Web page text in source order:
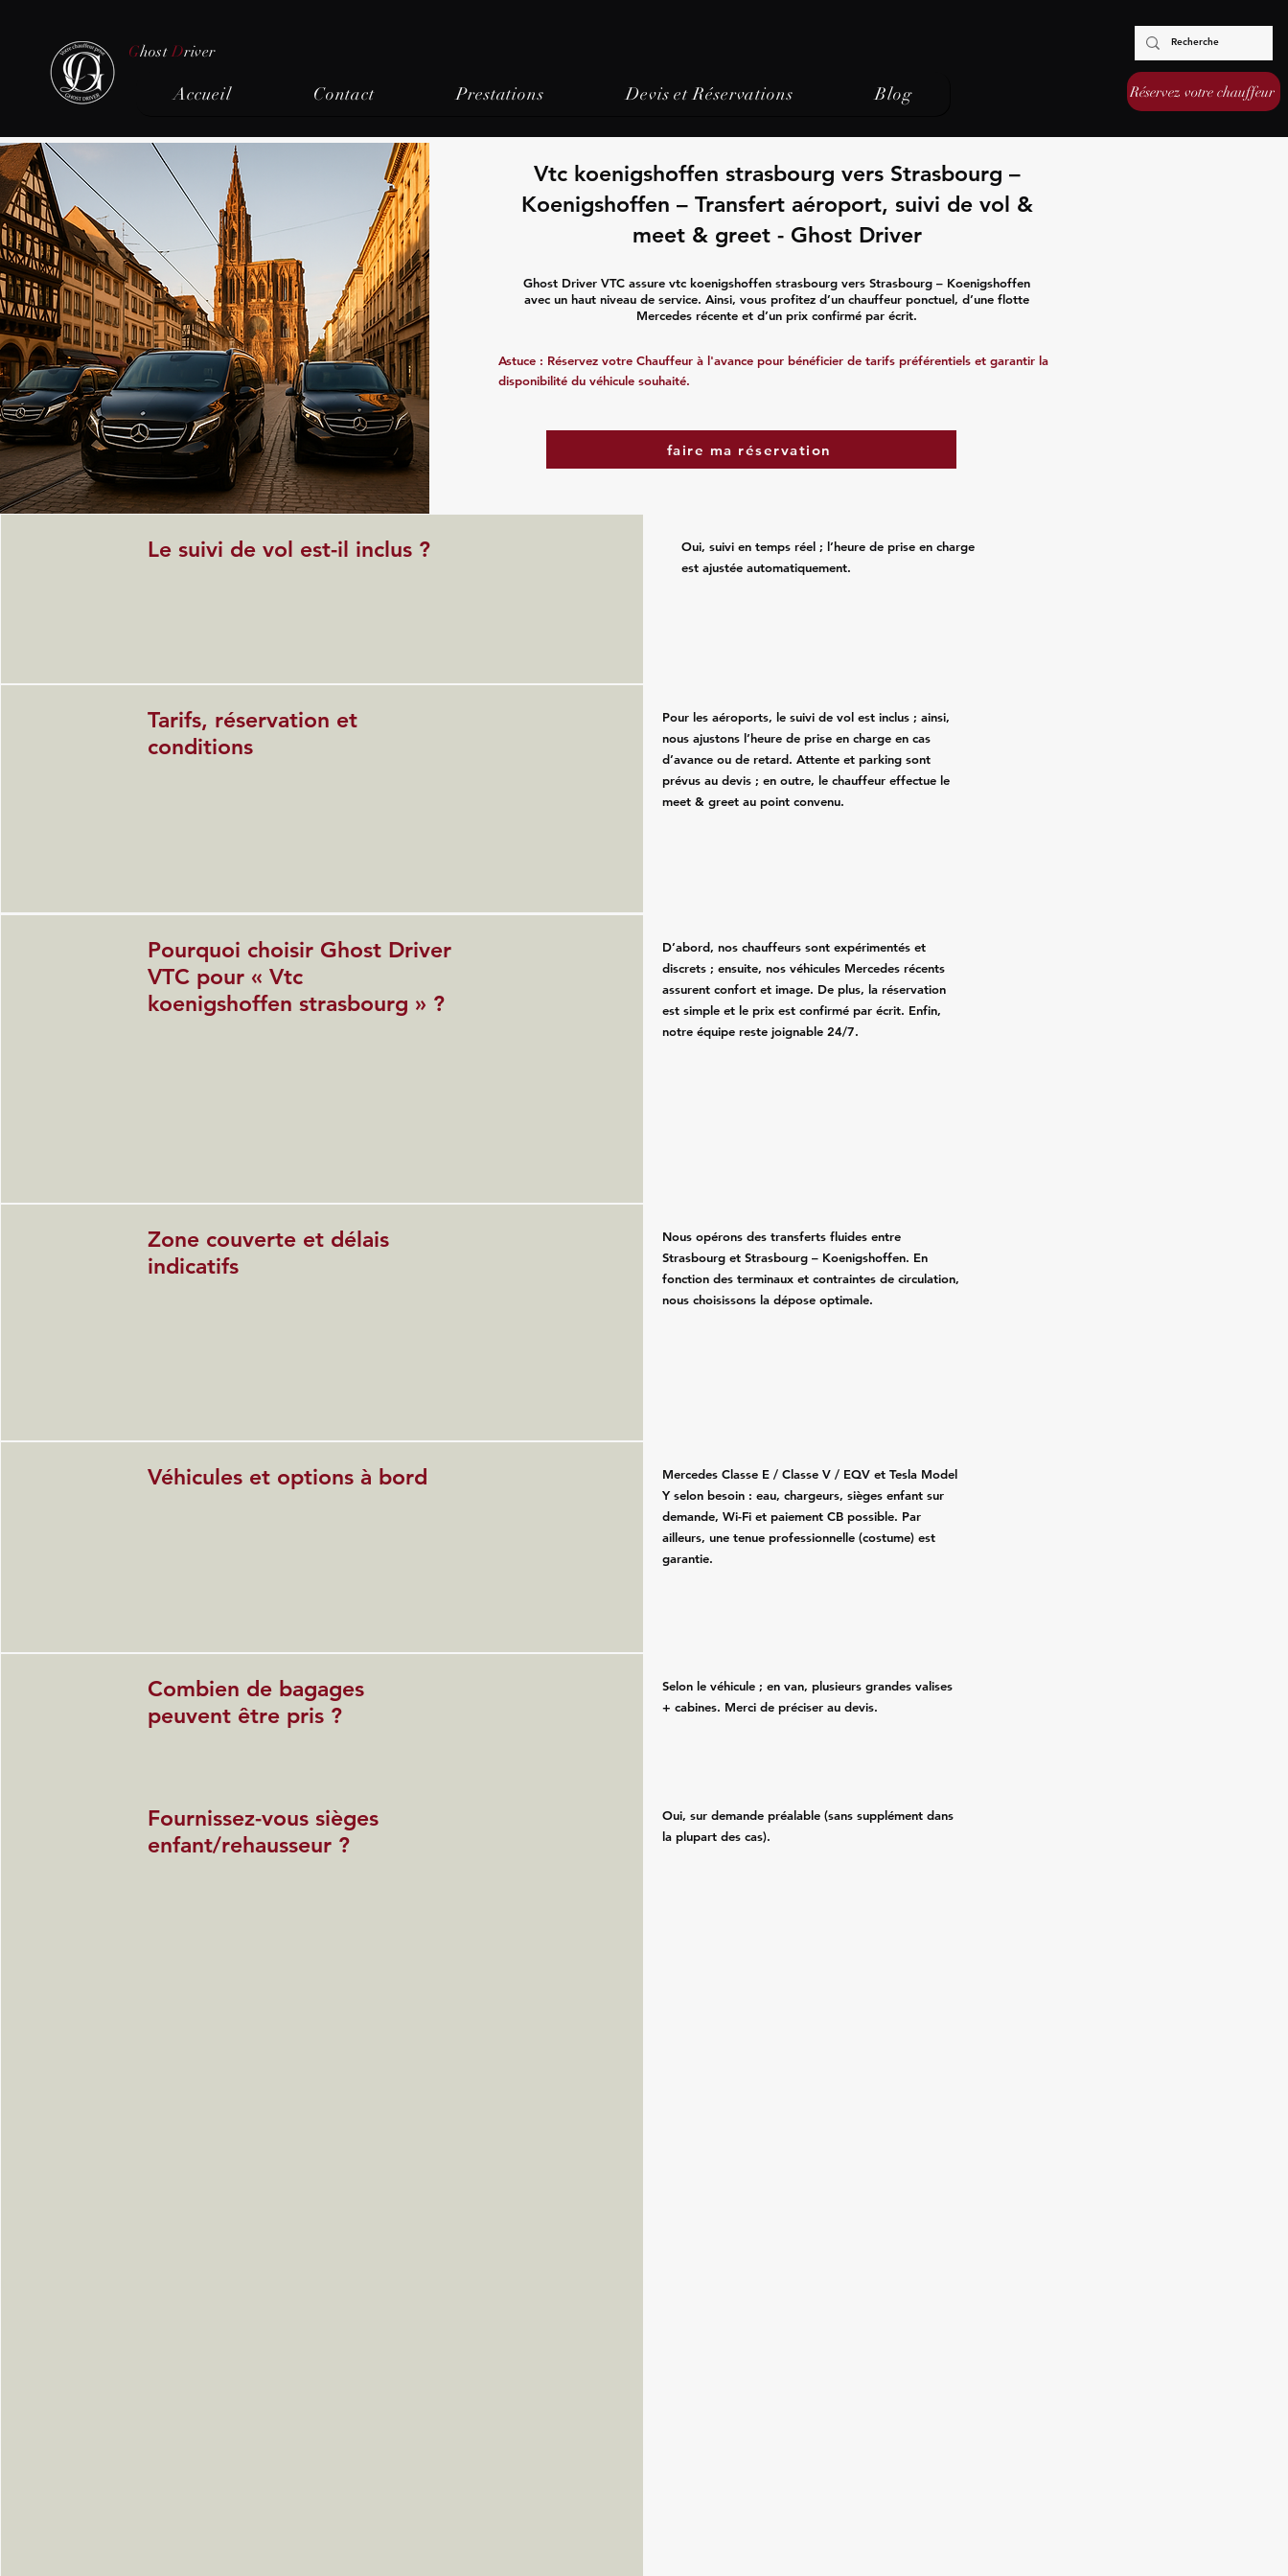
Ghost Driver
Accueil Contact Prestations Devis et Réservations Blog Réservez votre chauffeur
Vtc koenigshoffen strasbourg vers Strasbourg –
Koenigshoffen – Transfert aéroport, suivi de vol &
meet & greet - Ghost Driver
Ghost Driver VTC assure vtc koenigshoffen strasbourg vers Strasbourg – Koenigshoffen
avec un haut niveau de service. Ainsi, vous profitez d’un chauffeur ponctuel, d’une flotte
Mercedes récente et d’un prix confirmé par écrit.
Astuce : Réservez votre Chauffeur à l'avance pour bénéficier de tarifs préférentiels et garantir la
disponibilité du véhicule souhaité.
faire ma réservation
Le suivi de vol est-il inclus ?
Oui, suivi en temps réel ; l’heure de prise en charge
est ajustée automatiquement.
Tarifs, réservation et
conditions
Pour les aéroports, le suivi de vol est inclus ; ainsi,
nous ajustons l’heure de prise en charge en cas
d’avance ou de retard. Attente et parking sont
prévus au devis ; en outre, le chauffeur effectue le
meet & greet au point convenu.
Pourquoi choisir Ghost Driver
VTC pour « Vtc
koenigshoffen strasbourg » ?
D’abord, nos chauffeurs sont expérimentés et
discrets ; ensuite, nos véhicules Mercedes récents
assurent confort et image. De plus, la réservation
est simple et le prix est confirmé par écrit. Enfin,
notre équipe reste joignable 24/7.
Zone couverte et délais
indicatifs
Nous opérons des transferts fluides entre
Strasbourg et Strasbourg – Koenigshoffen. En
fonction des terminaux et contraintes de circulation,
nous choisissons la dépose optimale.
Véhicules et options à bord
Mercedes Classe E / Classe V / EQV et Tesla Model
Y selon besoin : eau, chargeurs, sièges enfant sur
demande, Wi-Fi et paiement CB possible. Par
ailleurs, une tenue professionnelle (costume) est
garantie.
Combien de bagages
peuvent être pris ?
Selon le véhicule ; en van, plusieurs grandes valises
+ cabines. Merci de préciser au devis.
Fournissez-vous sièges
enfant/rehausseur ?
Oui, sur demande préalable (sans supplément dans
la plupart des cas).